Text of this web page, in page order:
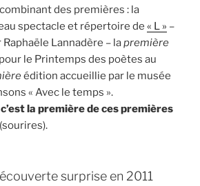
des premières : la
spectacle et répertoire de « L » –
Lannadère – lapremière
le Printemps des poètes au
édition accueillie par le musée
« Avec le temps ».
c’est la première de ces premières
(sourires).
surprise en 2011